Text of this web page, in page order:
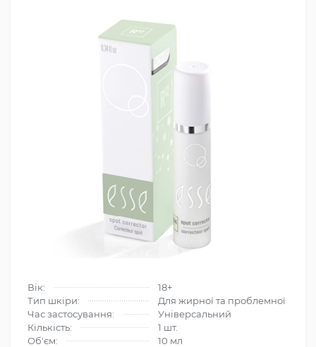
Вік:
18+
Тип шкіри:
Для жирної та проблемної
Час застосування:
Універсальний
Кількість:
1 шт.
Об'єм:
10 мл